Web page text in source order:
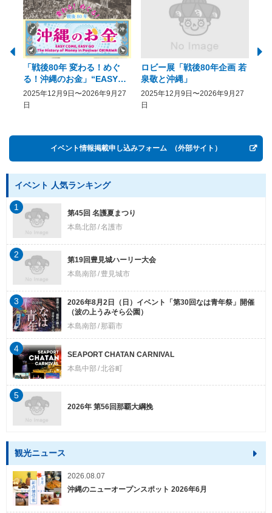
「戦後80年 変わる！めぐ
る！沖縄のお金」“EASY
COME, EASY GO － The
History of Money in
2025年12月9日〜2026年9月27
日
ロビー展「戦後80年企画 若
泉敬と沖縄」
2025年12月9日〜2026年9月27
日
イベント情報掲載申し込みフォーム （外部サイト）
イベント 人気ランキング
第45回 名護夏まつり
本島北部 名護市
1
第19回豊見城ハーリー大会
本島南部
豊見城市
2
2026年8月2日（日）イベント「第30回なは青年祭」開催
（波の上うみそら公園）
本島南部
那覇市
3
SEAPORT CHATAN CARNIVAL
本島中部 北谷町
4
2026年 第56回那覇大綱挽
5
観光ニュース
2026.08.07
沖縄のニューオープンスポット 2026年6月